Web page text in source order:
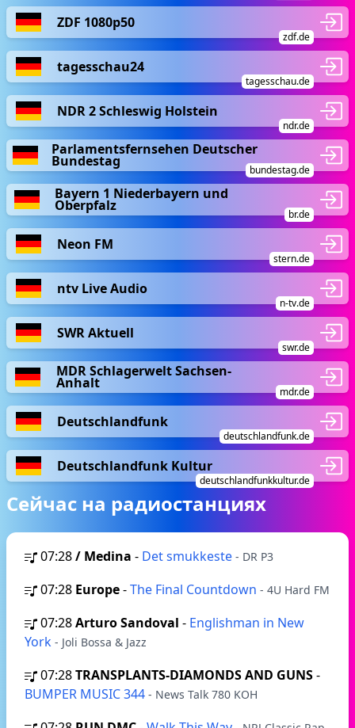
ZDF 1080p50
zdf.de
tagesschau24
tagesschau.de
NDR 2 Schleswig Holstein
ndr.de
Parlamentsfernsehen Deutscher
Bundestag
bundestag.de
Bayern 1 Niederbayern und
Oberpfalz
br.de
Neon FM
stern.de
ntv Live Audio
n-tv.de
SWR Aktuell
swr.de
MDR Schlagerwelt Sachsen-
Anhalt
mdr.de
Deutschlandfunk
deutschlandfunk.de
Deutschlandfunk Kultur
deutschlandfunkkultur.de
Сейчас на радиостанциях
07:28/ Medina - Det smukkeste - DR P3
07:28 Europe-The Final Countdown - 4U Hard FM
07:28Arturo Sandoval - Englishman in New
York - Joli Bossa & Jazz
07:28TRANSPLANTS-DIAMONDS AND GUNS-
BUMPER MUSIC 344 - News Talk 780 KOH